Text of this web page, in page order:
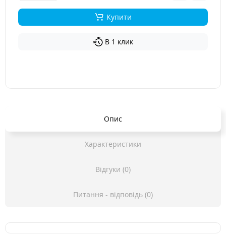
Купити
В 1 клик
Опис
Характеристики
Відгуки (0)
Питання - відповідь (0)